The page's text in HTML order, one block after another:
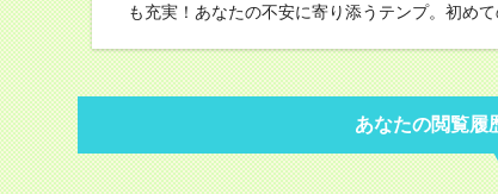
も充実！あなたの不安に寄り添うテンプ。初め
あなたの閲覧履